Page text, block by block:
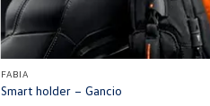
FABIA
Smart holder – Gancio